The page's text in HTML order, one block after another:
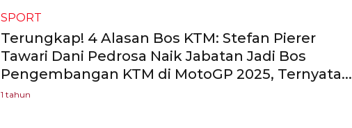
SPORT
Terungkap! 4 Alasan Bos KTM: Stefan Pierer
Tawari Dani Pedrosa Naik Jabatan Jadi Bos
Pengembangan KTM di MotoGP 2025, Ternyata...
1 tahun